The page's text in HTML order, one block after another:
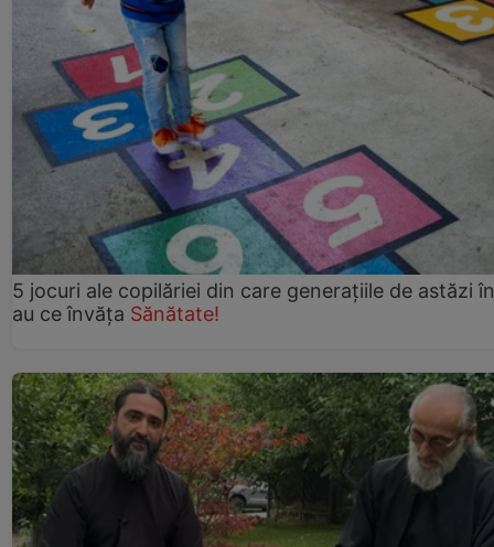
5 jocuri ale copilăriei din care generațiile de astăzi
au ce învăța Sănătate!